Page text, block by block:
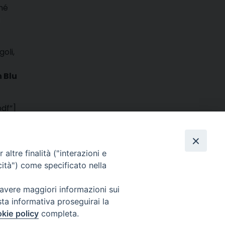
Blu
EmailCondividi
altre finalità ("interazioni e
come specificato nella
maggiori informazioni sui
informativa proseguirai la
policy completa.